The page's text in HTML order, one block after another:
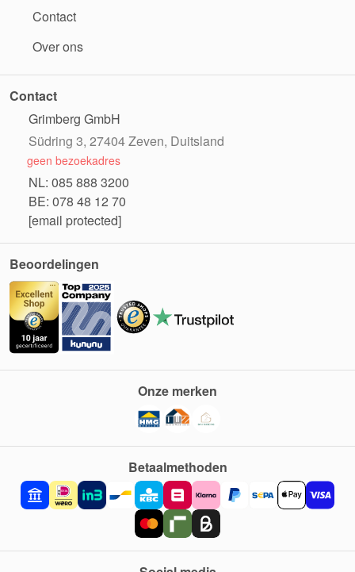
Contact
Over ons
Contact
Grimberg GmbH
Südring 3, 27404 Zeven, Duitsland
geen bezoekadres
NL: 085 888 3200
BE: 078 48 12 70
[email protected]
Beoordelingen
Betaalmethoden
Onze merken